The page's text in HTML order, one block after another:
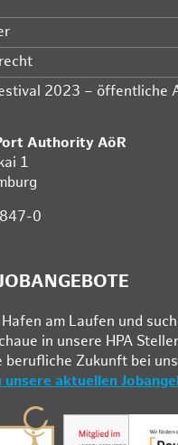
2023 – öffentliche
Authority AöR
1
0
am Lau­fen und
in un­se­re HPA
be­ruf­li­che Zu­kunft bei
unsere aktuellen